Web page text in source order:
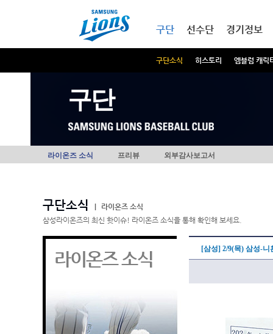
구단
구단소식 히스토리 엠블럼 캐릭
선수단 경기정보
구단
라이온즈 소식 프리뷰 외부감사보고서
구단소식
라이온즈 소식
삼성라이온즈의 최신 핫이슈! 라이온즈 소식을 통해 확인해 보세요.
라이온즈 소식 [삼성] 2/9(목) 삼성-니